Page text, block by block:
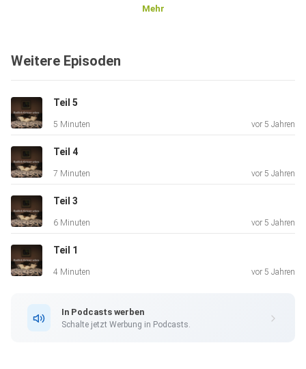
Mehr
Weitere Episoden
Teil 5
5 Minuten vor 5 Jahren
Teil 4
7 Minuten vor 5 Jahren
Teil 3
6 Minuten vor 5 Jahren
Teil 1
4 Minuten vor 5 Jahren
In Podcasts werben
Schalte jetzt Werbung in Podcasts.